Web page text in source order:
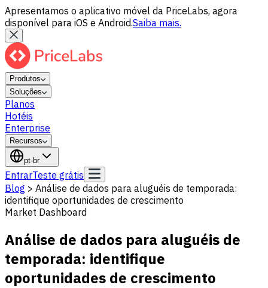
Apresentamos o aplicativo móvel da PriceLabs, agora
disponível para iOS e Android.Saiba mais.
Produtos
Soluções
Planos
Hotéis
Enterprise
Recursos
pt-br
EntrarTeste grátis
Blog > Análise de dados para aluguéis de temporada:
identifique oportunidades de crescimento
Market Dashboard
Análise de dados para aluguéis de
temporada: identifique
oportunidades de crescimento